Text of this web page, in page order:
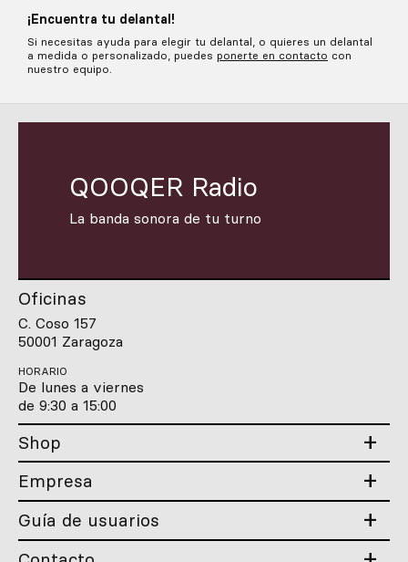
¡Encuentra tu delantal!
Si necesitas ayuda para elegir tu delantal, o quieres un delantal
a medida o personalizado, puedes ponerte en contacto con
nuestro equipo.
QOOQER Radio
La banda sonora de tu turno
Oficinas
C. Coso 157
50001 Zaragoza
HORARIO
De lunes a viernes
de 9:30 a 15:00
Shop
Empresa
Guía de usuarios